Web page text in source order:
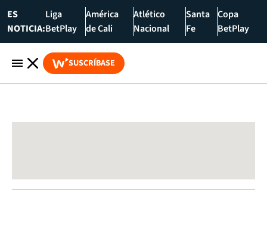
ES
NOTICIA:
Liga
BetPlay
América
de Cali
Atlético
Nacional
Santa
Fe
Copa
BetPlay
SUSCRÍBASE